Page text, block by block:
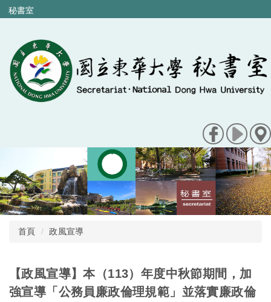
跳
到
內
容
區
秘書室
首頁 政風宣導
【政風宣導】本（113）年度中秋節期間，加
強宣導「公務員廉政倫理規範」並落實廉政倫